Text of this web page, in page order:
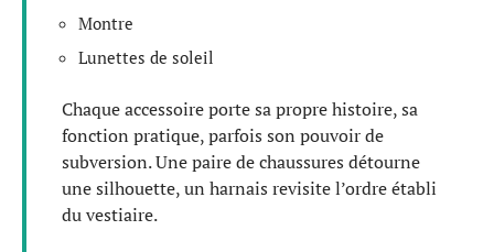
Montre
Lunettes de soleil
Chaque accessoire porte sa propre histoire, sa
fonction pratique, parfois son pouvoir de
subversion. Une paire de chaussures détourne
une silhouette, un harnais revisite l’ordre établi
du vestiaire.